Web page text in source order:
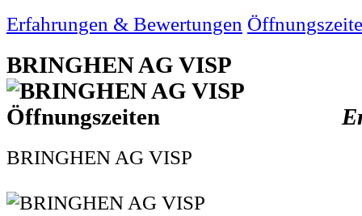
Erfahrungen & Bewertungen
BRINGHEN AG VISP
BRINGHEN AG VISP